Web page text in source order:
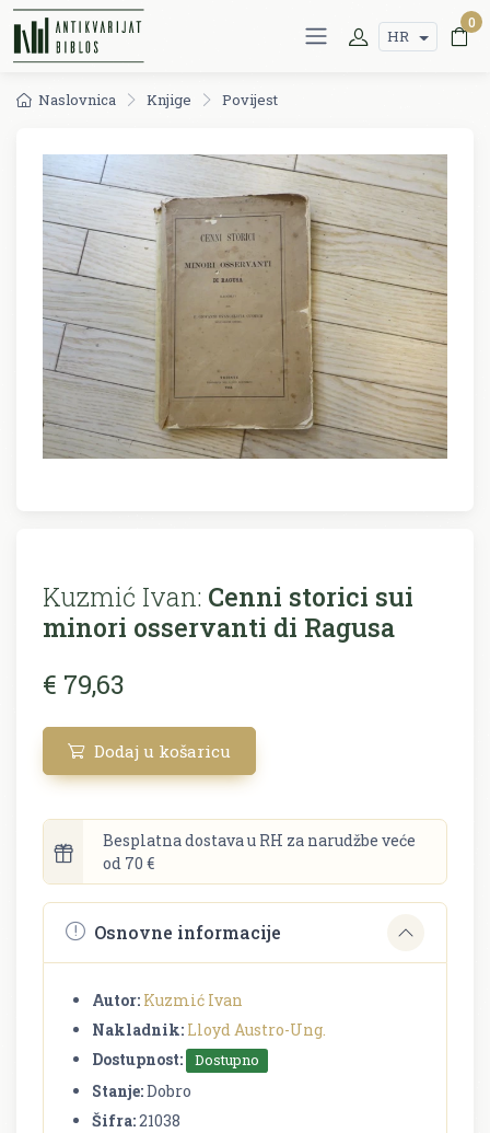
HR
0
Naslovnica Knjige Povijest
Kuzmić Ivan: Cenni storici sui
minori osservanti di Ragusa
€ 79,63
Dodaj u košaricu
Besplatna dostava u RH za narudžbe veće
od 70 €
Osnovne informacije
Autor: Kuzmić Ivan
Nakladnik: Lloyd Austro-Ung.
Dostupnost:
Dostupno
Stanje:Dobro
Šifra:21038